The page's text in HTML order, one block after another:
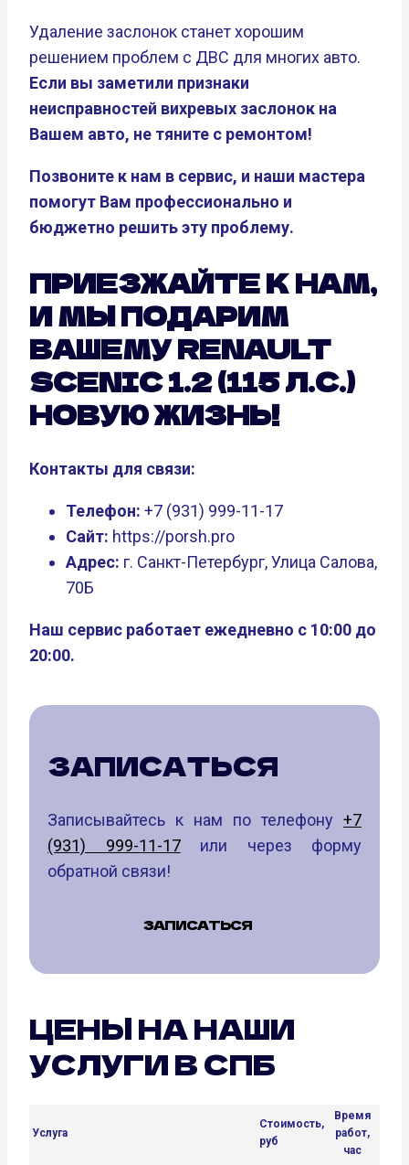
Удаление заслонок станет хорошим
решением проблем с ДВС для многих авто.
Если вы заметили признаки
неисправностей вихревых заслонок на
Вашем авто, не тяните с ремонтом!
Позвоните к нам в сервис, и наши мастера
помогут Вам профессионально и
бюджетно решить эту проблему.
ПРИЕЗЖАЙТЕ К НАМ,
И МЫ ПОДАРИМ
ВАШЕМУ RENAULT
SCENIC 1.2 (115 Л.С.)
НОВУЮ ЖИЗНЬ!
Контакты для связи:
Телефон: +7 (931) 999-11-17
Сайт: https://porsh.pro
Адрес: г. Санкт-Петербург, Улица Салова,
70Б
Наш сервис работает ежедневно с 10:00 до
20:00.
ЗАПИСАТЬСЯ
Записывайтесь к нам по телефону +7
(931) 999-11-17или через форму
обратной связи!
ЗАПИСАТЬСЯ
ЦЕНЫ НА НАШИ
УСЛУГИ В СПБ
Услуга
Стоимость,
руб
Время
работ,
час